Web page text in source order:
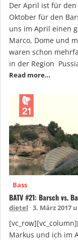
Der April ist für
Oktober für den
uns im April einen
Marco, Dome und
waren schon
in der Region
Read more…
Bass
BATV #21: Barsch vs.
dietel 3. März 2017
Markus und ich im